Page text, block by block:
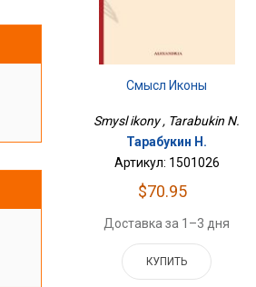
Смысл Иконы
Smysl ikony , Tarabukin N.
Тарабукин Н.
Артикул: 1501026
$70.95
Доставка за 1–3 дня
КУПИТЬ